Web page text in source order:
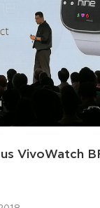
VivoWatch